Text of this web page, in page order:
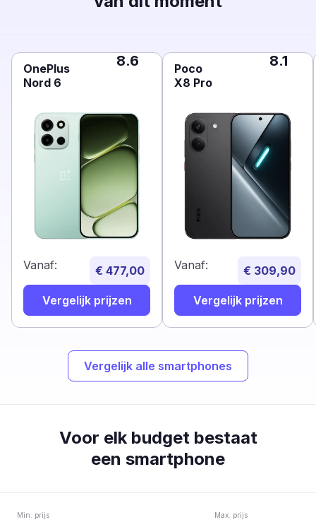
OnePlus
Nord 6
8.6
Vanaf: € 477,00
Vergelijk prijzen
Poco
X8 Pro
8.1
Vanaf: € 309,90
Vergelijk prijzen
Vergelijk alle smartphones
Voor elk budget bestaat
een smartphone
Min. prijs Max. prijs